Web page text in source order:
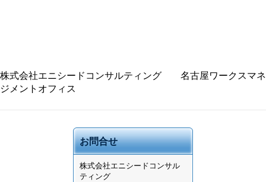
株式会社エニシードコンサルティング 名古屋ワークスマネ
ジメントオフィス
お問合せ
株式会社エニシードコンサル
ティング